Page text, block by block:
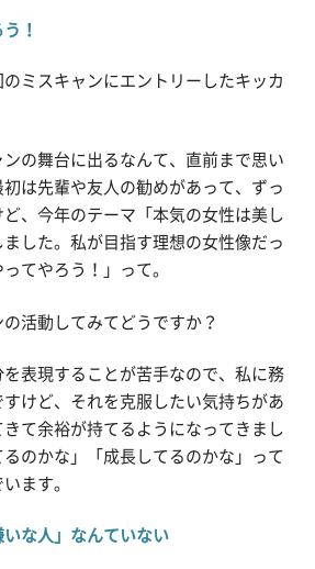
！
ミスキャンにエントリーしたキッカ
の舞台に出るなんて、直前まで思い
は先輩や友人の勧めがあって、ずっ
、今年のテーマ「本気の女性は美し
した。私が目指す理想の女性像だっ
てやろう！」って。
活動してみてどうですか？
表現することが苦手なので、私に務
けど、それを克服したい気持ちがあ
て余裕が持てるようになってきまし
のかな」「成長してるのかな」って
ます。
な人」なんていない